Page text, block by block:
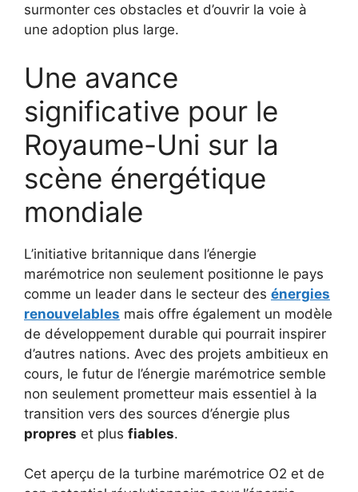
surmonter ces obstacles et d’ouvrir la voie à
une adoption plus large.
Une avance
significative pour le
Royaume-Uni sur la
scène énergétique
mondiale
L’initiative britannique dans l’énergie
marémotrice non seulement positionne le pays
comme un leader dans le secteur des énergies
renouvelables mais offre également un modèle
de développement durable qui pourrait inspirer
d’autres nations. Avec des projets ambitieux en
cours, le futur de l’énergie marémotrice semble
non seulement prometteur mais essentiel à la
transition vers des sources d’énergie plus
propres et plus fiables.
Cet aperçu de la turbine marémotrice O2 et de